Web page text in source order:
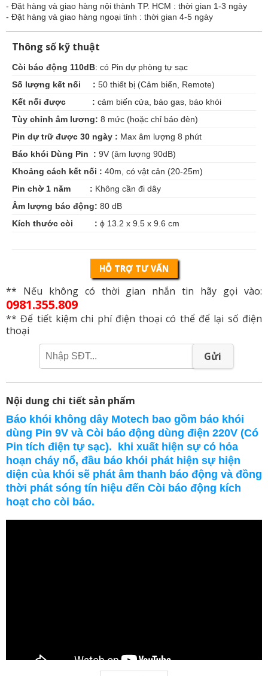
- Đặt hàng và giao hàng nội thành TP. HCM : thời gian 1-3 ngày
- Đặt hàng và giao hàng ngoại tỉnh : thời gian 4-5 ngày
Thông số kỹ thuật
Còi báo động 110dB: có Pin dự phòng tự sạc
Số lượng kết nối : 50 thiết bị (Cảm biến, Remote)
Kết nối được : cảm biến cửa, báo gas, báo khói
Tùy chỉnh âm lương: 8 mức (hoặc chỉ báo đèn)
Pin dự trữ được 30 ngày : Max âm lượng 8 phút
Báo khói Dùng Pin : 9V (âm lượng 90dB)
Khoảng cách kết nối : 40m, có vật cản (20-25m)
Pin chờ 1 năm : Không cần đi dây
Âm lượng báo động: 80 dB
Kích thước còi : ϕ 13.2 x 9.5 x 9.6 cm
HỖ TRỢ TƯ VẤN
** Nếu không có thời gian nhắn tin hãy gọi vào:
0981.355.809
** Để tiết kiệm chi phí điện thoại có thể để lại số điện
thoại
Gửi
Nội dung chi tiết sản phẩm
Báo khói không dây Motech bao gồm báo khói
dùng Pin 9V và Còi báo động dùng điện 220V (Có
Pin tích điện tự sạc). khi xuất hiện sự có hỏa
hoạn cháy nổ, đầu báo khói phát hiện sự hiện
diện của khói sẽ phát âm thanh báo động và đồng
thời phát sóng tín hiệu đến Còi báo động kích
hoạt cho còi báo.